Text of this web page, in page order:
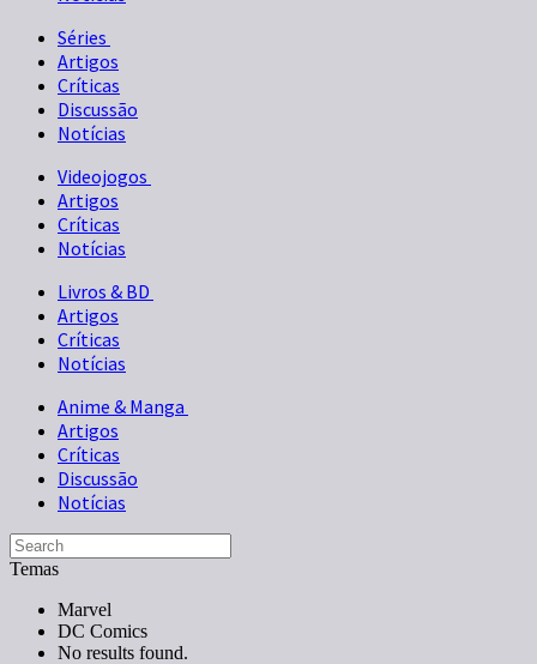
Séries
Artigos
Críticas
Discussão
Notícias
Videojogos
Artigos
Críticas
Notícias
Livros & BD
Artigos
Críticas
Notícias
Anime & Manga
Artigos
Críticas
Discussão
Notícias
Temas
Marvel
DC Comics
No results found.